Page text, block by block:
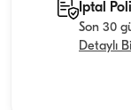
İptal
Son 30
Detaylı